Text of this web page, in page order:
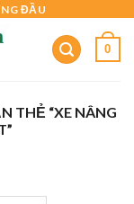
ĐẦU
0
THẺ “XE NÂNG